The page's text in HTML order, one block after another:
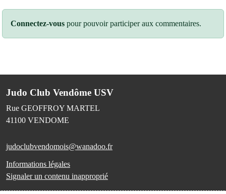
Connectez-vous pour pouvoir participer aux commentaires.
Judo Club Vendôme USV
Rue GEOFFROY MARTEL
41100 VENDOME
judoclubvendomois@wanadoo.fr
Informations légales
Signaler un contenu inapproprié